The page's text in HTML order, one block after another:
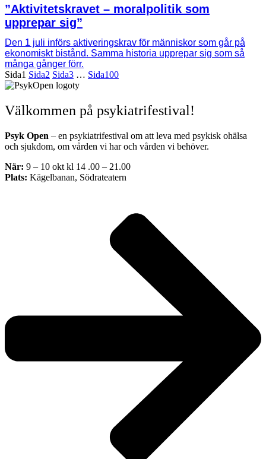
”Aktivitetskravet – moralpolitik som
upprepar sig”
Den 1 juli införs aktiveringskrav för människor som går på
ekonomiskt bistånd. Samma historia upprepar sig som så
många gånger förr.
Sida1 Sida2 Sida3 … Sida100
Välkommen på psykiatrifestival!
Psyk Open – en psykiatrifestival om att leva med psykisk ohälsa
och sjukdom, om vården vi har och vården vi behöver.
När: 9 – 10 okt kl 14 .00 – 21.00
Plats: Kägelbanan, Södrateatern